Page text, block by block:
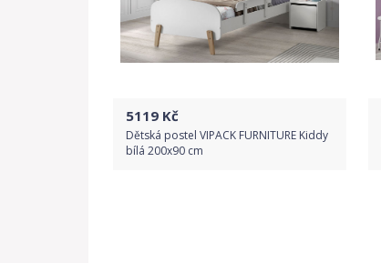
5119 Kč
Dětská postel VIPACK FURNITURE Kiddy
bílá 200x90 cm